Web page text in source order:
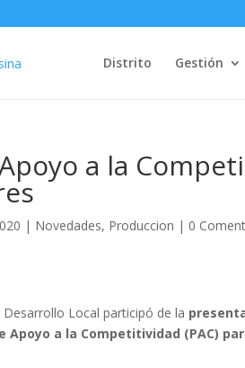
Distrito Gestión
a la
| Novedades, Produccion | 0
Local participó de la
Apoyo a la Competitividad (PAC)